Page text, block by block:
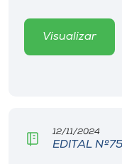
MuseuVisualizar
12/11/2024
EDITAL